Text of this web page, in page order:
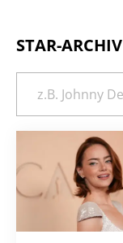
STAR-ARCHIV